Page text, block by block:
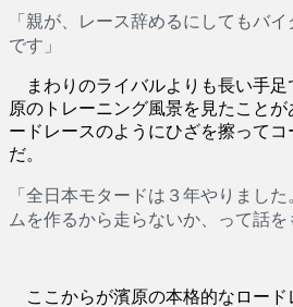
「親が、レース辞めるにしてもバ
です」
まわりのライバルよりも長い手足
原のトレーニング風景を見たこと
ードレースのようにひざを擦って
だ。
「全日本モタードは ３年やりまし
ムを作るから走らないか、って話を
ここからが濱原の本格的なロー